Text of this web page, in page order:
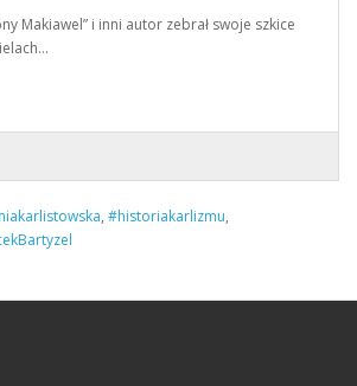
Makiawel” i inni autor zebrał swoje szkice
, #historiakarlizmu,